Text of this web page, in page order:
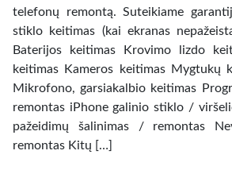
telefonų remontą. Suteikiame
stiklo keitimas (kai ekranas
Baterijos keitimas Krovimo lizdo
keitimas Kameros keitimas Mygtukų
Mikrofono, garsiakalbio keitimas
remontas iPhone galinio stiklo /
pažeidimų šalinimas / remontas
remontas Kitų […]